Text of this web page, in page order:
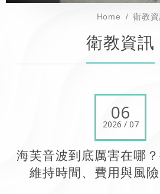
Home 衛教
衛教資訊
06
2026 / 07
海芙音波到底厲害在哪？
維持時間、費用與風險